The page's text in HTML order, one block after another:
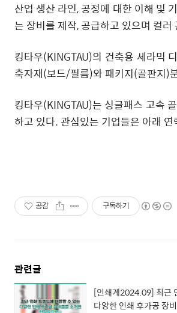
산업 생산 라인, 공정에 대한 이해 및
는 장비를 제작, 공급하고 있으며 컬
킹타우(KINGTAU)의 건축용 세라믹
축자재(보드/필름)와 패키지(골판지)
킹타우(KINGTAU)는 싱글패스 고속
하고 있다. 관심있는 기업들은 아래
공감 구독하기
관련글
[인쇄계2024.09] 최근
다양한 인쇄 후가공 장